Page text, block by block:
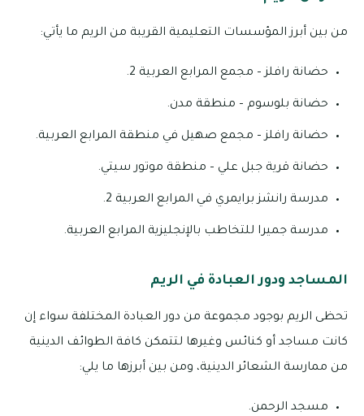
من بين أبرز المؤسسات التعليمية القريبة من الريم ما يأتي:
حضانة رافلز – مجمع المرابع العربية 2.
حضانة بلوسوم – منطقة مدن.
حضانة رافلز – مجمع صهيل في منطقة المرابع العربية.
حضانة قرية جبل علي – منطقة موتور سيتي.
مدرسة رانشز برايمري في المرابع العربية 2.
مدرسة جميرا للتخاطب بالإنجليزية المرابع العربية.
المساجد ودور العبادة في الريم
تحظى الريم بوجود مجموعة من دور العبادة المختلفة سواء إن
كانت مساجد أو كنائس وغيرها لتتمكن كافة الطوائف الدينية
من ممارسة الشعائر الدينية، ومن بين أبرزها ما يلي:
مسجد الرحمن.